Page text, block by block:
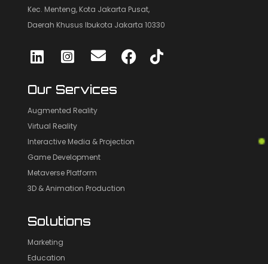
Kec. Menteng, Kota Jakarta Pusat,
Daerah Khusus Ibukota Jakarta 10330
Our Services
Augmented Reality
Virtual Reality
Interactive Media & Projection
Game Development
Metaverse Platform
3D & Animation Production
Solutions
Marketing
Education